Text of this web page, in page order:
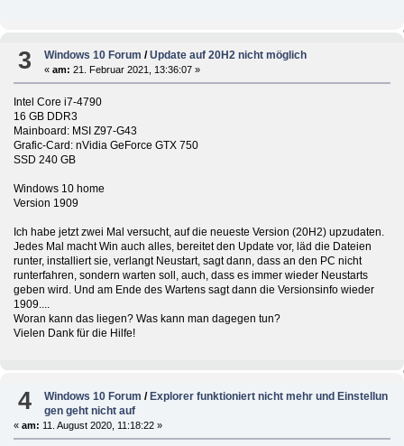
3 Windows 10 Forum /Update auf 20H2 nicht möglich
«am: 21. Februar 2021, 13:36:07 »
Intel Core i7-4790
16 GB DDR3
Mainboard: MSI Z97-G43
Grafic-Card: nVidia GeForce GTX 750
SSD 240 GB
Windows 10 home
Version 1909
Ich habe jetzt zwei Mal versucht, auf die neueste Version (20H2) upzudaten.
Jedes Mal macht Win auch alles, bereitet den Update vor, läd die Dateien
runter, installiert sie, verlangt Neustart, sagt dann, dass an den PC nicht
runterfahren, sondern warten soll, auch, dass es immer wieder Neustarts
geben wird. Und am Ende des Wartens sagt dann die Versionsinfo wieder
1909....
Woran kann das liegen? Was kann man dagegen tun?
Vielen Dank für die Hilfe!
4 Windows 10 Forum /Explorer funktioniert nicht mehr und Einstellun
gen geht nicht auf
« am: 11. August 2020, 11:18:22 »